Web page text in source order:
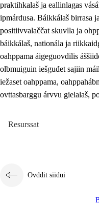
praktihkalaš ja eallinlagas
ipmárdusa. Báikkálaš birrasa
positiivvalaččat skuvlla ja
báikkálaš, nationála ja
oahppama áigeguovdilis
olbmuiguin iešguđet sajiin
iežaset oahppama,
ovttasbarggu árvvu gielalaš,
Resurssat
Ovddit siidui